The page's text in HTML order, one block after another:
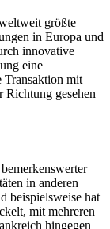
größte
in Europa und
innovative
eine
Transaktion mit
Richtung gesehen
in anderen
beispielsweise hat
mit mehreren
hingegen